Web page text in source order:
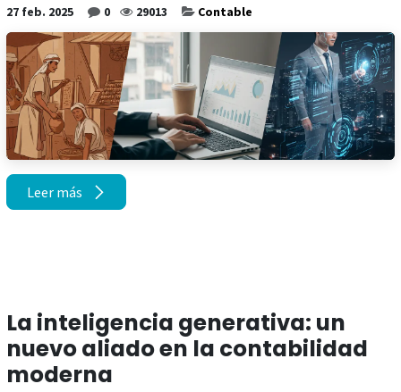
27 feb. 2025 0 29013 Contable
Leer más
La inteligencia generativa: un
nuevo aliado en la contabilidad
moderna